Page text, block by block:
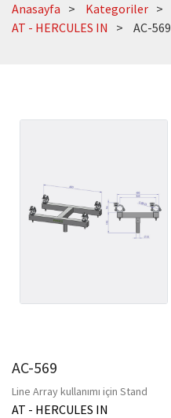
Anasayfa Kategoriler
AT - HERCULES IN
AC-569
AC-569
Line Array kullanımı için Stand
AT - HERCULES IN